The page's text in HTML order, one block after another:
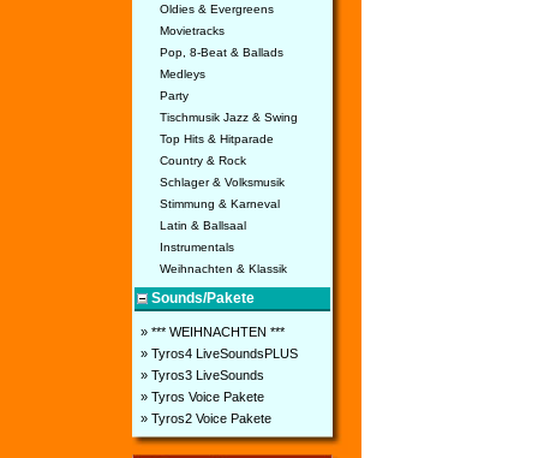
Oldies & Evergreens
Movietracks
Pop, 8-Beat & Ballads
Medleys
Party
Tischmusik Jazz & Swing
Top Hits & Hitparade
Country & Rock
Schlager & Volksmusik
Stimmung & Karneval
Latin & Ballsaal
Instrumentals
Weihnachten & Klassik
Sounds/Pakete
» *** WEIHNACHTEN ***
» Tyros4 LiveSoundsPLUS
» Tyros3 LiveSounds
» Tyros Voice Pakete
» Tyros2 Voice Pakete